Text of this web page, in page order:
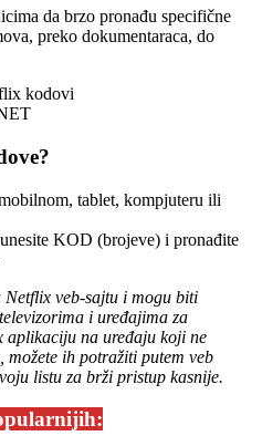
da brzo pronađu specifične
preko dokumentaraca, do
tablet, kompjuteru ili
KOD (brojeve) i pronađite
veb-sajtu i mogu biti
i uređajima za
aplikaciju na uređaju koji ne
ih potražiti putem veb
listu za brži pristup kasnije.